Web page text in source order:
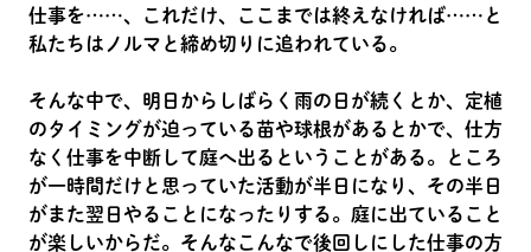
仕事を……、これだけ、ここまでは終えなければ……と
私たちはノルマと締め切りに追われている。
そんな中で、明日からしばらく雨の日が続くとか、定植
のタイミングが迫っている苗や球根があるとかで、仕方
なく仕事を中断して庭へ出るということがある。ところ
が一時間だけと思っていた活動が半日になり、その半日
がまた翌日やることになったりする。庭に出ていること
が楽しいからだ。そんなこんなで後回しにした仕事の方